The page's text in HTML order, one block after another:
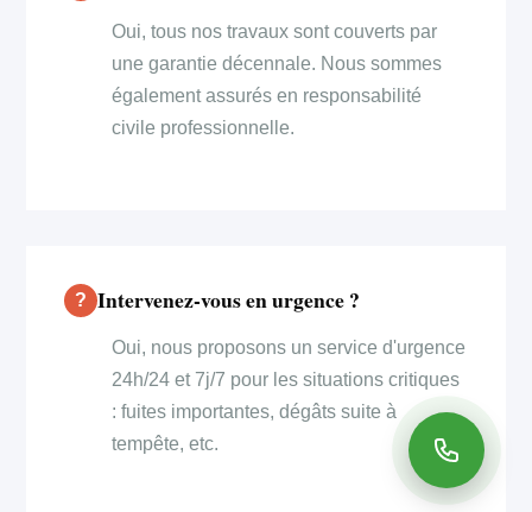
Oui, tous nos travaux sont couverts par
une garantie décennale. Nous sommes
également assurés en responsabilité
civile professionnelle.
Intervenez-vous en urgence ?
Oui, nous proposons un service d'urgence
24h/24 et 7j/7 pour les situations critiques
: fuites importantes, dégâts suite à
tempête, etc.